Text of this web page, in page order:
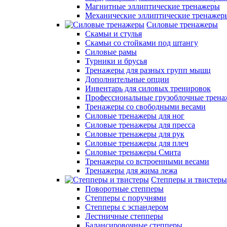
Магнитные эллиптические тренажеры
Механические эллиптические
Силовые тренажеры
Скамьи и стулья
Скамьи со стойками под штангу
Силовые рамы
Турники и брусья
Тренажеры для разных групп мышц
Дополнительные опции
Инвентарь для силовых тренировок
Профессиональные грузоблочные
Тренажеры со свободными весами
Силовые тренажеры для ног
Силовые тренажеры для пресса
Силовые тренажеры для рук
Силовые тренажеры для плеч
Силовые тренажеры Смита
Тренажеры со встроенными весами
Тренажеры для жима лежа
Степперы и твистеры
Поворотные степперы
Степперы с поручнями
Степперы с эспандером
Лестничные степперы
Балансировочные степперы